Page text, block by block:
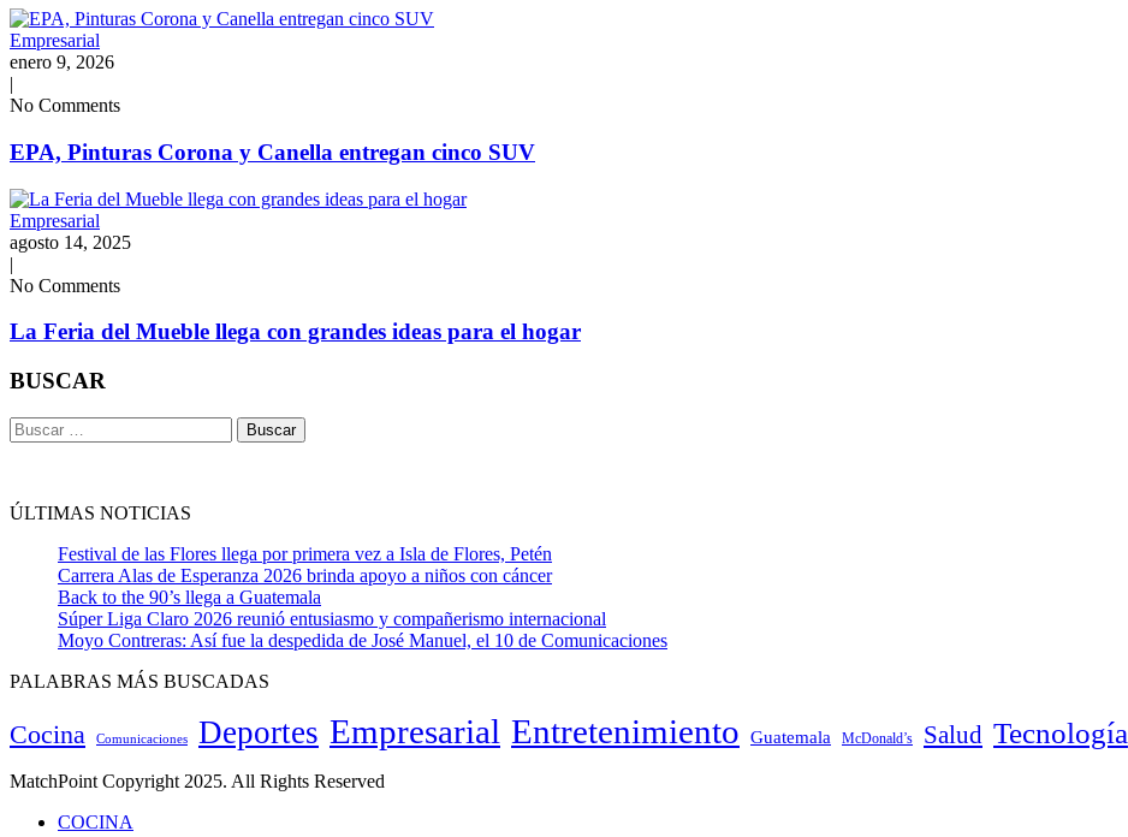
Empresarial
enero 9, 2026
|
No Comments
EPA, Pinturas Corona y Canella entregan cinco SUV
Empresarial
agosto 14, 2025
|
No Comments
La Feria del Mueble llega con grandes ideas para el hogar
BUSCAR
Buscar:
ÚLTIMAS NOTICIAS
Festival de las Flores llega por primera vez a Isla de Flores, Petén
Carrera Alas de Esperanza 2026 brinda apoyo a niños con cáncer
Back to the 90’s llega a Guatemala
Súper Liga Claro 2026 reunió entusiasmo y compañerismo internacional
Moyo Contreras: Así fue la despedida de José Manuel, el 10 de Comunicaciones
PALABRAS MÁS BUSCADAS
Cocina Comunicaciones Deportes Empresarial Entretenimiento Guatemala McDonald’s Salud Tecnología
MatchPoint Copyright 2025. All Rights Reserved
COCINA